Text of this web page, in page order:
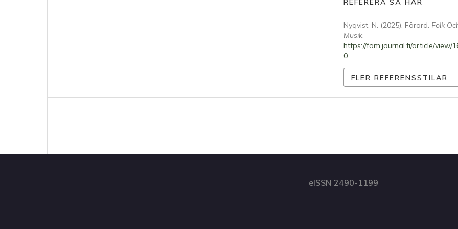
REFERERA SÅ HÄR
Nyqvist, N. (2025). Förord. Folk
Musik.
https://fom.journal.fi/article/view/
0
FLER REFERENSSTILAR
eISSN 2490-1199